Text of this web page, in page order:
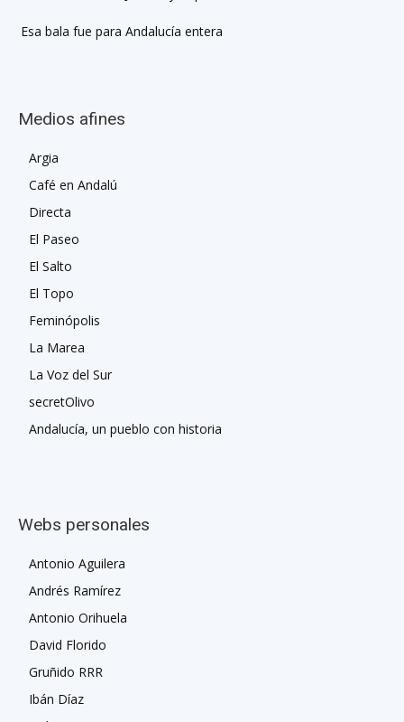
Esa bala fue para Andalucía entera
Medios afines
Argia
Café en Andalú
Directa
El Paseo
El Salto
El Topo
Feminópolis
La Marea
La Voz del Sur
secretOlivo
Andalucía, un pueblo con historia
Webs personales
Antonio Aguilera
Andrés Ramírez
Antonio Orihuela
David Florido
Gruñido RRR
Ibán Díaz